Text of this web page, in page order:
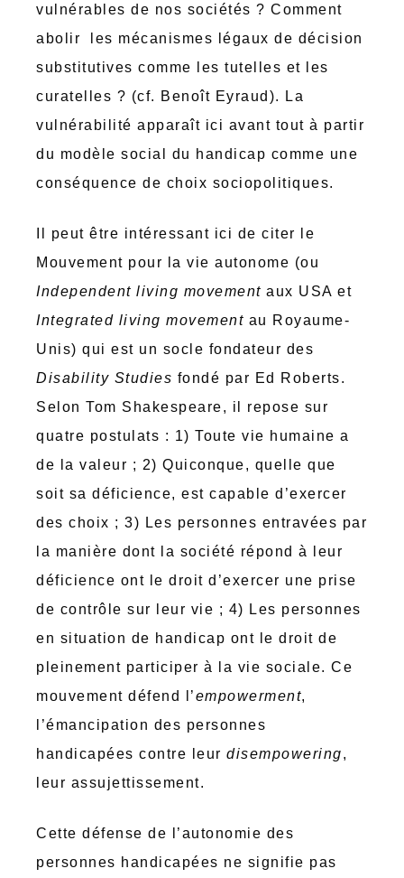
vulnérables de nos sociétés ? Comment
abolir les mécanismes légaux de décision
substitutives comme les tutelles et les
curatelles ? (cf. Benoît Eyraud). La
vulnérabilité apparaît ici avant tout à partir
du modèle social du handicap comme une
conséquence de choix sociopolitiques.
Il peut être intéressant ici de citer le
Mouvement pour la vie autonome (ou
Independent living movement aux USA et
Integrated living movement au Royaume-
Unis) qui est un socle fondateur des
Disability Studies fondé par Ed Roberts.
Selon Tom Shakespeare, il repose sur
quatre postulats : 1) Toute vie humaine a
de la valeur ; 2) Quiconque, quelle que
soit sa déficience, est capable d’exercer
des choix ; 3) Les personnes entravées par
la manière dont la société répond à leur
déficience ont le droit d’exercer une prise
de contrôle sur leur vie ; 4) Les personnes
en situation de handicap ont le droit de
pleinement participer à la vie sociale. Ce
mouvement défend l’empowerment,
l’émancipation des personnes
handicapées contre leur disempowering,
leur assujettissement.
Cette défense de l’autonomie des
personnes handicapées ne signifie pas